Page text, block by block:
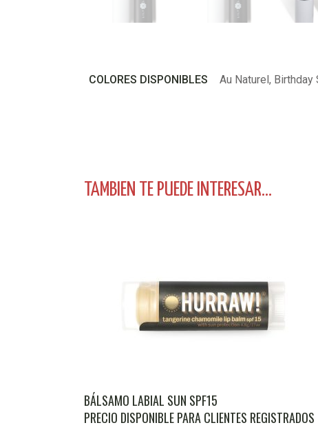
COLORES DISPONIBLES Au Naturel,
TAMBIEN TE PUEDE INTERESAR...
BÁLSAMO LABIAL SUN SPF15
PRECIO DISPONIBLE PARA CLIENTES REGISTRADOS